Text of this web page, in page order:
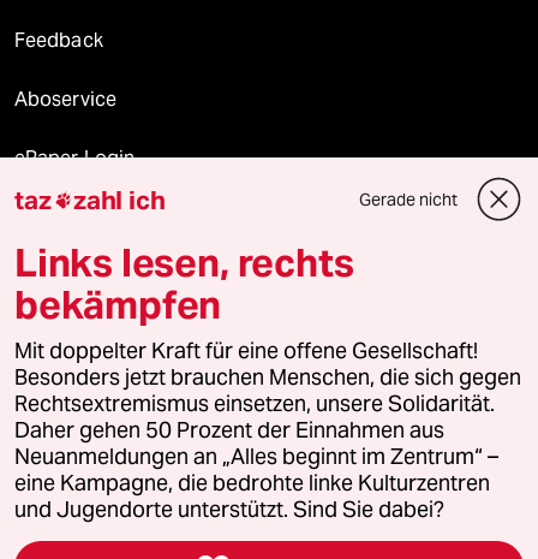
Feedback
Aboservice
ePaper Login
Downloads für Abonnierende
© 2026 taz Verlags und Vertriebs GmbH
Alle Rechte vorbehalten. Bei rechtlichen Fragen oder für Genehmigungen
wenden Sie sich bitte an
lizenzen@taz.de
Feedback Redaktionsstatut Kommune-Richtlinien
Leitlinie Informant Datenschutz Impressum AGB
taz zahl ich Gerade nicht
Links lesen, rechts
bekämpfen
Mit doppelter Kraft für eine offene Gesellschaft!
Besonders jetzt brauchen Menschen, die sich gegen
Rechtsextremismus einsetzen, unsere Solidarität.
Daher gehen 50 Prozent der Einnahmen aus
Neuanmeldungen an „Alles beginnt im Zentrum“ –
eine Kampagne, die bedrohte linke Kulturzentren
und Jugendorte unterstützt. Sind Sie dabei?